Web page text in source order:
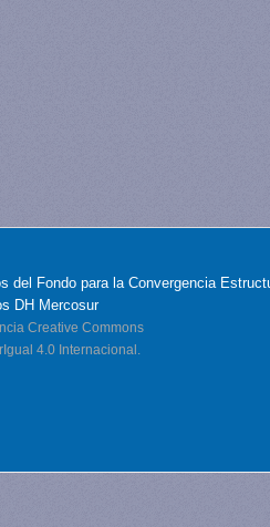
del Fondo para la Convergencia
DH Mercosur
Creative Commons
4.0 Internacional.